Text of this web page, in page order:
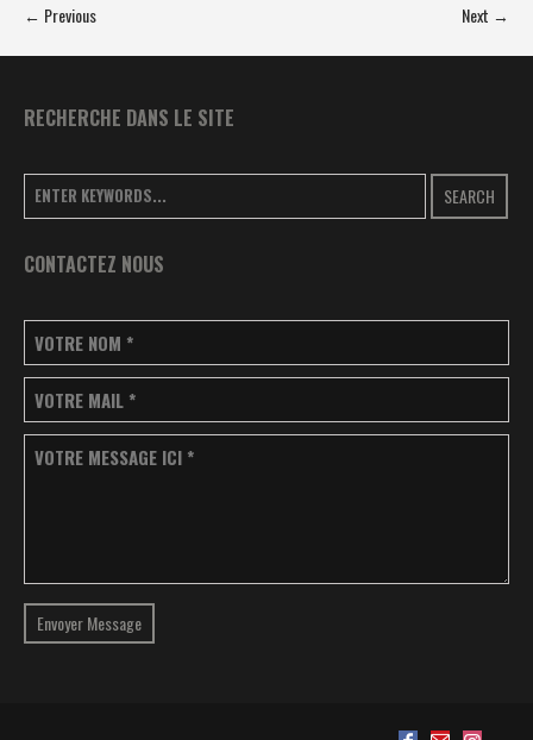
← Previous Next →
RECHERCHE DANS LE SITE
SEARCH
CONTACTEZ NOUS
VOTRE NOM *
VOTRE MAIL *
VOTRE MESSAGE ICI *
Envoyer Message